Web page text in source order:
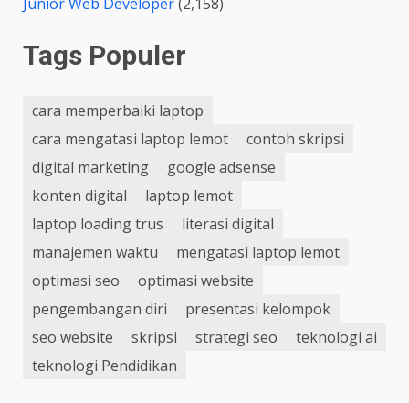
Tags Populer
cara memperbaiki laptop
cara mengatasi laptop lemot
contoh skripsi
digital marketing
google adsense
konten digital
laptop lemot
laptop loading trus
literasi digital
manajemen waktu
mengatasi laptop lemot
optimasi seo
optimasi website
pengembangan diri
presentasi kelompok
seo website
skripsi strategi seo
teknologi ai
teknologi Pendidikan